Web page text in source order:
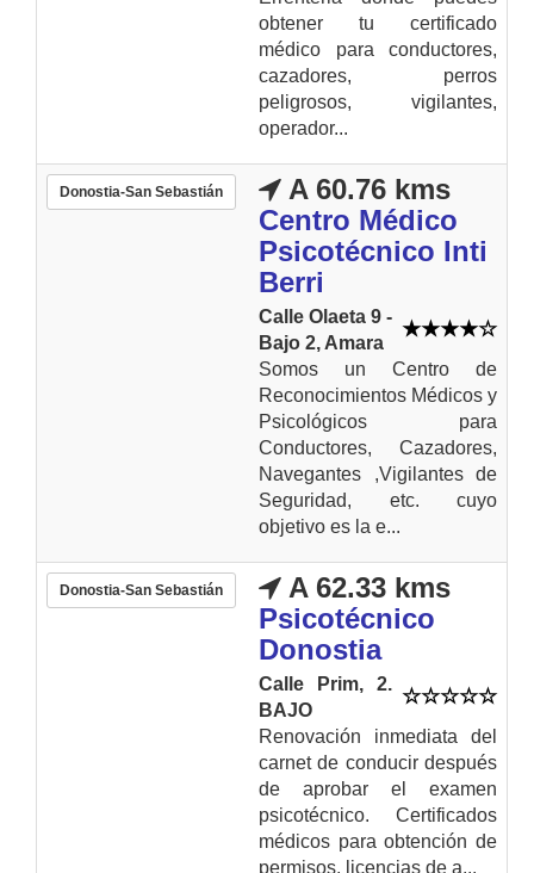
obtener tu certificado
médico para conductores,
cazadores, perros
peligrosos, vigilantes,
operador...
Donostia-San Sebastián
A 60.76 kms
Centro Médico
Psicotécnico Inti
Berri
Calle Olaeta 9 -
Bajo 2, Amara
Somos un Centro de
Reconocimientos Médicos y
Psicológicos para
Conductores, Cazadores,
Navegantes ,Vigilantes de
Seguridad, etc. cuyo
objetivo es la e...
Donostia-San Sebastián
A 62.33 kms
Psicotécnico
Donostia
Calle Prim, 2.
BAJO
Renovación inmediata del
carnet de conducir después
de aprobar el examen
psicotécnico. Certificados
médicos para obtención de
permisos, licencias de a...